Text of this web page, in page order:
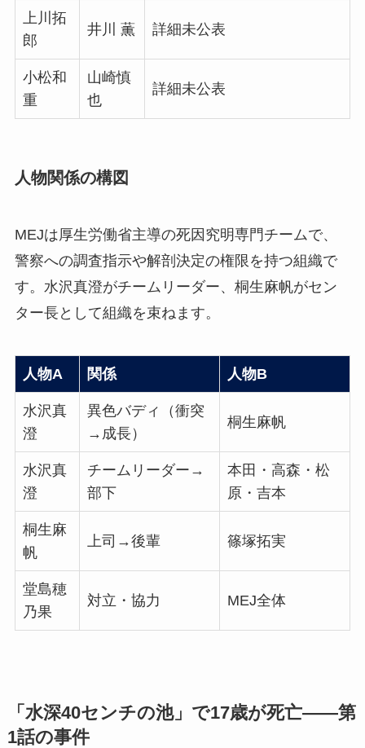
上川拓
郎
井川 薫 詳細未公表
小松和
重
山崎慎
也
詳細未公表
人物関係の構図
MEJは厚生労働省主導の死因究明専門チームで、
警察への調査指示や解剖決定の権限を持つ組織で
す。水沢真澄がチームリーダー、桐生麻帆がセン
ター長として組織を束ねます。
人物A 関係 人物B
水沢真
澄
異色バディ（衝突
→成長）
桐生麻帆
水沢真
澄
チームリーダー→
部下
本田・高森・松
原・吉本
桐生麻
帆
上司→後輩 篠塚拓実
堂島穂
乃果
対立・協力 MEJ全体
「水深40センチの池」で17歳が死亡——第
1話の事件